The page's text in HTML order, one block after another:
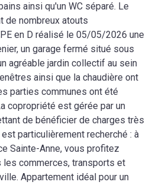
ainsi qu'un WC séparé. Le
de nombreux atouts
en D réalisé le 05/05/2026 une
un garage fermé situé sous
agréable jardin collectif au sein
ainsi que la chaudière ont
parties communes ont été
copropriété est gérée par un
de bénéficier de charges très
particulièrement recherché : à
Sainte-Anne, vous profitez
les commerces, transports et
Appartement idéal pour un